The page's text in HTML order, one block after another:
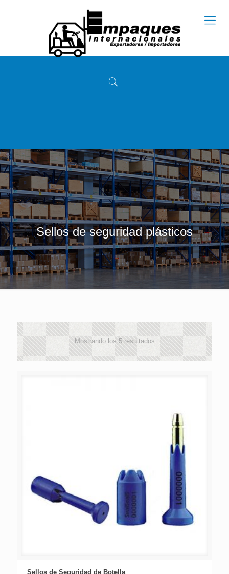
Sellos de seguridad plásticos
Mostrando los 5 resultados
Sellos de Seguridad de Botella